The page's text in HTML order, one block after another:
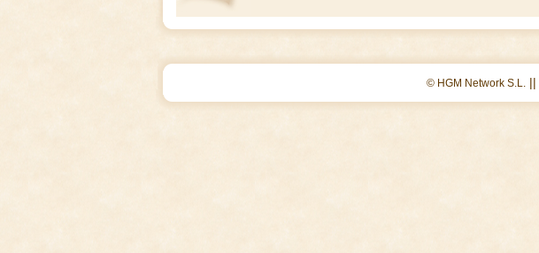
© HGM Network S.L. ||